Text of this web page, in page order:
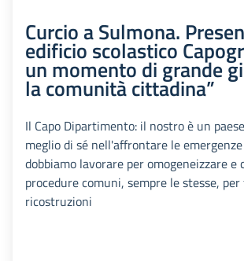
Curcio a Sulmona.
edificio scolastico
un momento di grande
la comunità cittadina”
Il Capo Dipartimento: il nostro è un
meglio di sé nell'affrontare le
dobbiamo lavorare per omogeneizzare e
procedure comuni, sempre le stesse,
ricostruzioni